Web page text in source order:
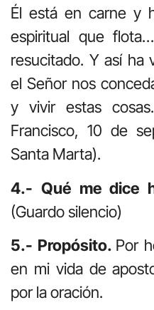
Él está en carne y
espiritual que
resucitado. Y así ha
el Señor nos
y vivir estas
Francisco, 10 de
Santa Marta).
4.- Qué me dice
(Guardo silencio)
5.- Propósito. Por
en mi vida de
por la oración.